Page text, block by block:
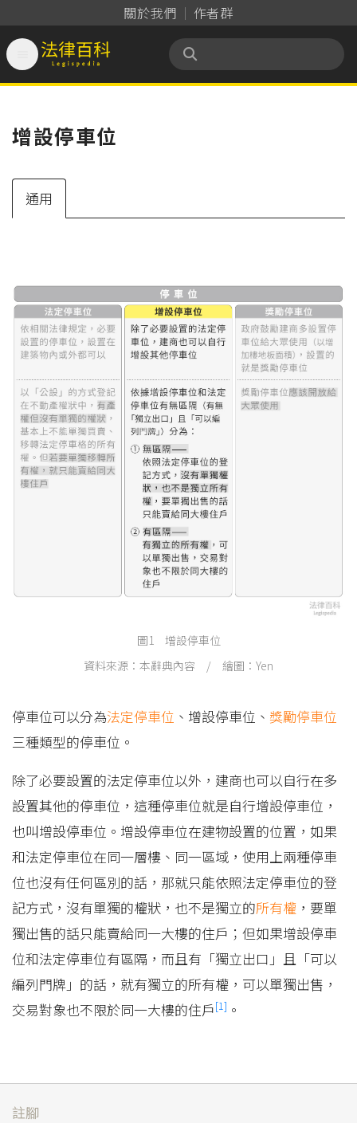
關於我們 作者群
法律百科 Legispedia
增設停車位
通用
圖1 增設停車位
資料來源：本辭典內容 / 繪圖：Yen
停車位可以分為法定停車位 、增設停車位、 獎勵停車位
三種類型的停車位。
除了必要設置的法定停車位以外，建商也可以自行在多
設置其他的停車位，這種停車位就是自行增設停車位，
也叫增設停車位。增設停車位在建物設置的位置，如果
和法定停車位在同一層樓、同一區域，使用上兩種停車
位也沒有任何區別的話，那就只能依照法定停車位的登
記方式，沒有單獨的權狀，也不是獨立的所有權 ，要單
獨出售的話只能賣給同一大樓的住戶；但如果增設停車
位和法定停車位有區隔，而且有「獨立出口」且「可以
編列門牌」的話，就有獨立的所有權，可以單獨出售，
交易對象也不限於同一大樓的住戶[1] 。
註腳